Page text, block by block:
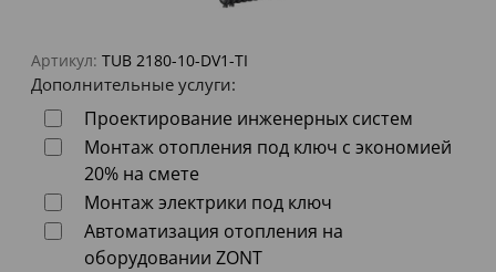
Артикул: TUB 2180-10-DV1-TI
Дополнительные услуги:
Проектирование инженерных систем
Монтаж отопления под ключ с экономией
20% на смете
Монтаж электрики под ключ
Автоматизация отопления на
оборудовании ZONT